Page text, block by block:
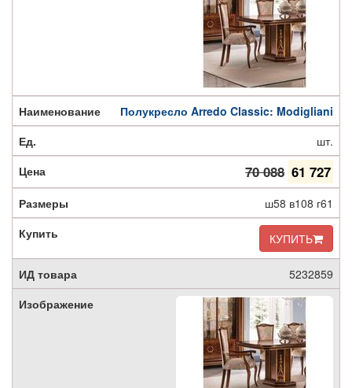
Полукресло Arredo Classic: Modigliani
шт.
70 088 61 727
ш58 в108 г61
КУПИТЬ
5232859